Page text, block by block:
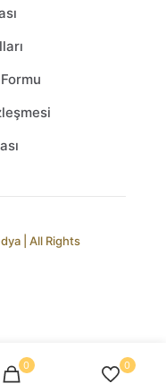
| All Rights
0 0